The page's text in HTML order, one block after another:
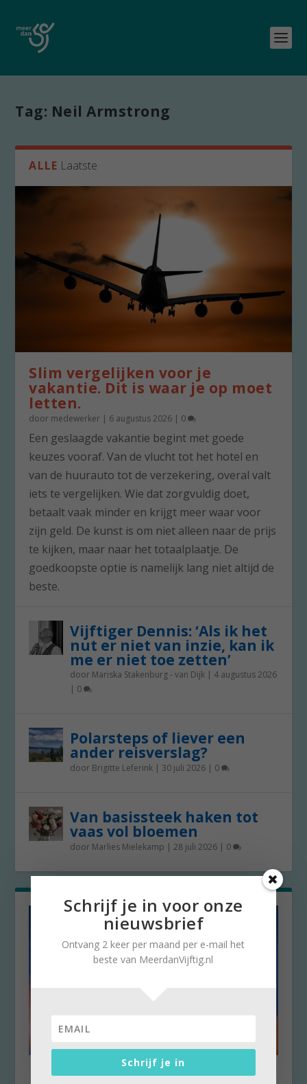
Tag: Neil Armstrong
ALLE Laatste
Slim vergelijken voor je
vakantie. Dit is waar je op moet
letten.
door medewerker | 6 augustus 2026 | 0
Een geslaagde vakantie begint met goede
keuzes vooraf. Van de vlucht tot het hotel en
van de huurauto tot de verzekering, overal valt
iets te vergelijken. Wie dat zorgvuldig doet,
betaalt vaak minder en krijgt meer waar voor
zijn geld. De kunst is om niet alleen naar de prijs
te kijken, maar naar het totaalplaatje. De
goedkoopste optie is namelijk lang niet altijd de
beste.
Vijftiger Dennis: ‘Als ik het
nut er niet van inzie, kan ik
me er niet toe zetten’
door Mariska Stakenburg - van Dijk | 4 augustus 2026
| 0
Polarsteps of liever een
ander reisverslag?
door Brigitte Leferink | 30 juli 2026 | 0
Van basissteek haken tot
vaas vol bloemen
door Marlies Mielekamp |28 juli 2026 | 0
Apollo 11, unieke beelden van
Schrijf je in voor onze
nieuwsbrief
Ontvang 2 keer per maand per e-mail het
beste van MeerdanVijftig.nl
Schrijf je in